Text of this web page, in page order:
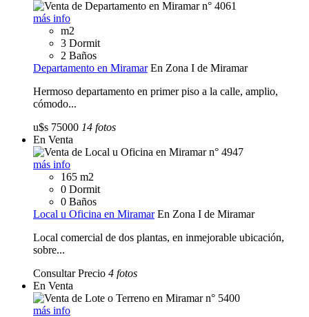
más info
m2
3 Dormit
2 Baños
Departamento en Miramar En Zona I de Miramar
Hermoso departamento en primer piso a la calle, amplio,
cómodo...
u$s 75000 14 fotos
En Venta
más info
165 m2
0 Dormit
0 Baños
Local u Oficina en Miramar En Zona I de Miramar
Local comercial de dos plantas, en inmejorable ubicación,
sobre...
Consultar Precio 4 fotos
En Venta
más info